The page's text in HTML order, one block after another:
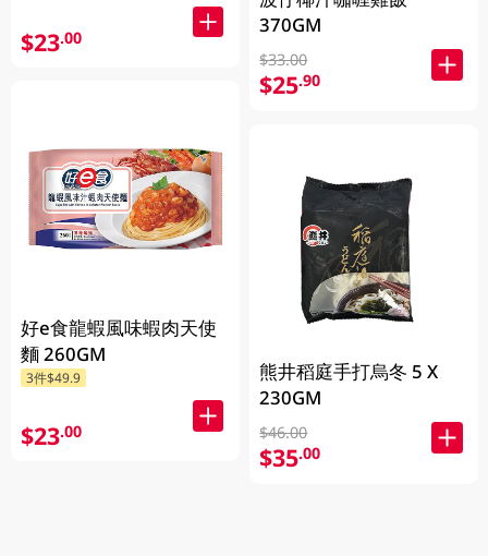
$23.00
好e食龍蝦風味蝦肉天使
麵 260GM
3件$49.9
$23.00
370GM
$33.00
$25.90
熊井稻庭手打烏冬 5 X
230GM
$46.00
$35.00